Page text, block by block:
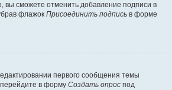
вы сможете отменить добавление подписи в
флажок Присоединить подпись в форме
первого сообщения темы
в форму Создать опрос под